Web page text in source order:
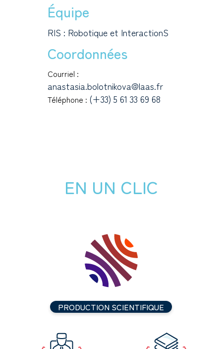
Équipe
RIS : Robotique et InteractionS
Coordonnées
Courriel :
anastasia.bolotnikova@laas.fr
Téléphone : (+33) 5 61 33 69 68
EN UN CLIC
PRODUCTION SCIENTIFIQUE